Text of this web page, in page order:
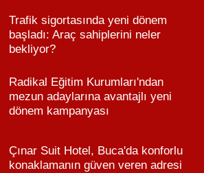
Trafik sigortasında yeni dönem
başladı: Araç sahiplerini neler
bekliyor?
Radikal Eğitim Kurumları'ndan
mezun adaylarına avantajlı yeni
dönem kampanyası
Çınar Suit Hotel, Buca'da konforlu
konaklamanın güven veren adresi